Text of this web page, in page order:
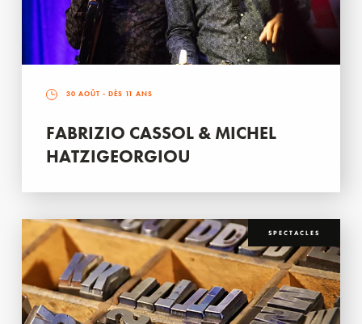
30 AOÛT - DÈS 11 ANS
FABRIZIO CASSOL & MICHEL
HATZIGEORGIOU
SPECTACLES